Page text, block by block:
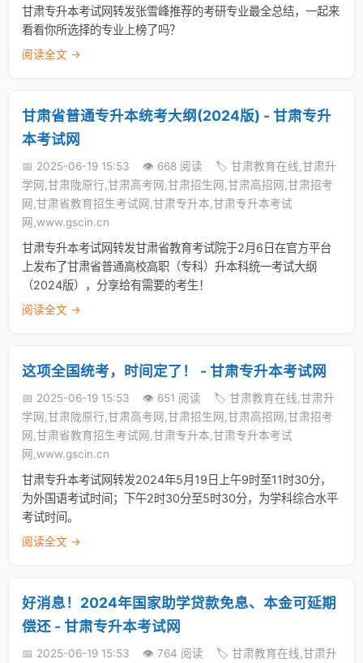
甘肃专升本考试网转发张雪峰推荐的考研专业最全总结，一起来
看看你所选择的专业上榜了吗？
阅读全文 →
甘肃省普通专升本统考大纲(2024版) - 甘肃专升
本考试网
📅 2025-06-19 15:53 👁️ 668 阅读
🏷️ 甘肃教育在线,甘肃升
学网,甘肃陇原行,甘肃高考网,甘肃招生网,甘肃高招网,甘肃招考
网,甘肃省教育招生考试网,甘肃专升本,甘肃专升本考试
网,www.gscin.cn
甘肃专升本考试网转发甘肃省教育考试院于2月6日在官方平台
上发布了甘肃省普通高校高职（专科）升本科统一考试大纲
（2024版），分享给有需要的考生！
阅读全文 →
这项全国统考，时间定了！ - 甘肃专升本考试网
📅 2025-06-19 15:53 👁️ 651 阅读
🏷️ 甘肃教育在线,甘肃升
学网,甘肃陇原行,甘肃高考网,甘肃招生网,甘肃高招网,甘肃招考
网,甘肃省教育招生考试网,甘肃专升本,甘肃专升本考试
网,www.gscin.cn
甘肃专升本考试网转发2024年5月19日上午9时至11时30分，
为外国语考试时间；下午2时30分至5时30分，为学科综合水平
考试时间。
阅读全文 →
好消息！2024年国家助学贷款免息、本金可延期
偿还 - 甘肃专升本考试网
📅 2025-06-19 15:53 👁️ 764 阅读
🏷️ 甘肃教育在线,甘肃升